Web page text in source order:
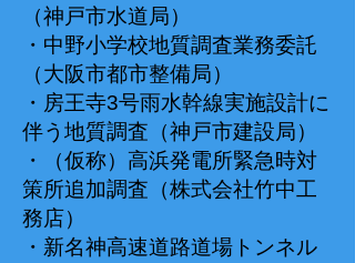
（神戸市水道局）
・中野小学校地質調査業務委託
（大阪市都市整備局）
・房王寺3号雨水幹線実施設計に
伴う地質調査（神戸市建設局）
・（仮称）高浜発電所緊急時対
策所追加調査（株式会社竹中工
務店）
・新名神高速道路道場トンネル